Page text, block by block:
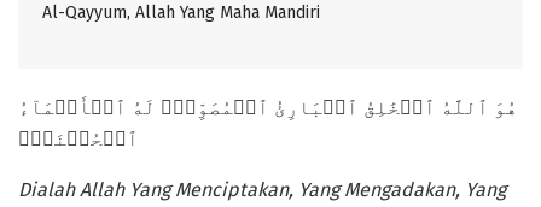
Al-Qayyum, Allah Yang Maha Mandiri
هُوَ ٱللَّهُ ٱلۡخَٰلِقُ ٱلۡبَارِئُ ٱلۡمُصَوِّرُۖ لَهُ ٱلۡأَسۡمَآءُ
ٱلۡحُسۡنَىٰۚ
Dialah Allah Yang Menciptakan, Yang Mengadakan, Yang